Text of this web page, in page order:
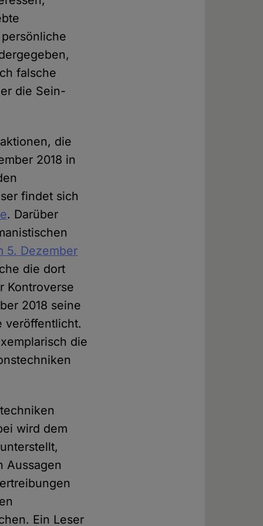
falsche
die Sein-
die
2018 in
findet sich
. Darüber
5. Dezember
die dort
Kontroverse
2018 seine
veröffentlicht.
die
wird dem
Aussagen
Ein Leser